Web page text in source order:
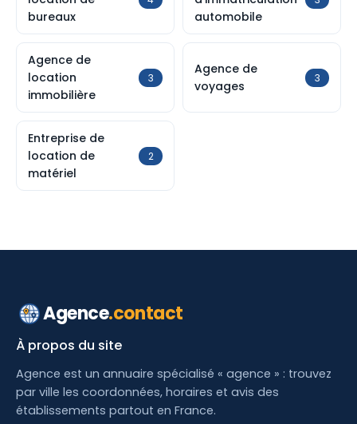
bureaux
automobile
Agence de
location
immobilière
3
Agence de
voyages
3
Entreprise de
location de
matériel
2
Agence.contact
À propos du site
Agence est un annuaire spécialisé « agence » : trouvez
par ville les coordonnées, horaires et avis des
établissements partout en France.